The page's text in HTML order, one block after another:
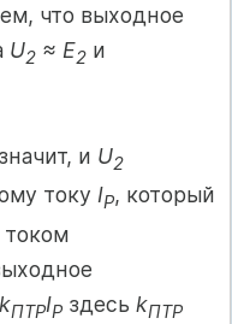
что выходное
U2 ≈ E2 и
и U2
току IP, который
ПТРIP здесь kПТР